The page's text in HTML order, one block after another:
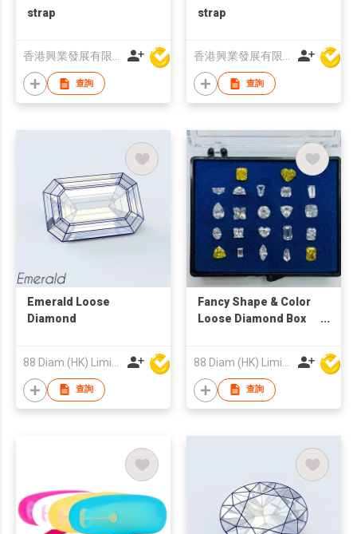
strap
香港興業發展有限公司
查詢
strap
香港興業發展有限公司
查詢
Emerald Loose
Diamond
查詢
Fancy Shape & Color
Loose Diamond Box
查詢